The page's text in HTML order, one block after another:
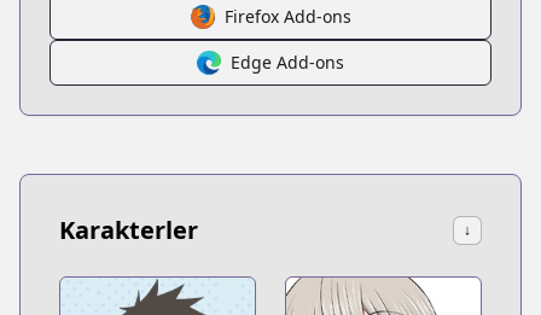
Firefox Add-ons
Edge Add-ons
Karakterler ↓